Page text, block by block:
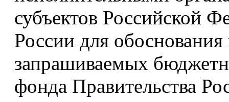
субъектов Российской
России для
запрашиваемых
фонда Правительства